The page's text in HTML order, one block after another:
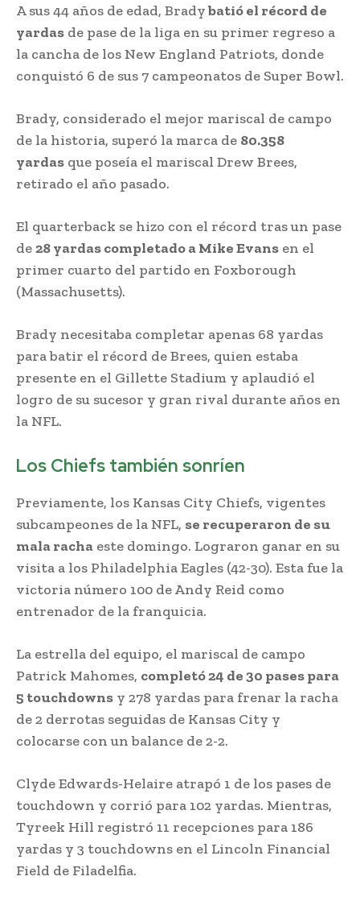
A sus 44 años de edad, Bradybatió el récord de
yardas de pase de la liga en su primer regreso a
la cancha de los New England Patriots, donde
conquistó 6 de sus 7 campeonatos de Super Bowl.
Brady, considerado el mejor mariscal de campo
de la historia, superó la marca de 80.358
yardas que poseía el mariscal Drew Brees,
retirado el año pasado.
El quarterback se hizo con el récord tras un pase
de28 yardas completado a Mike Evans en el
primer cuarto del partido en Foxborough
(Massachusetts).
Brady necesitaba completar apenas 68 yardas
para batir el récord de Brees, quien estaba
presente en el Gillette Stadium y aplaudió el
logro de su sucesor y gran rival durante años en
la NFL.
Los Chiefs también sonríen
Previamente, los Kansas City Chiefs, vigentes
subcampeones de la NFL, se recuperaron de su
mala racha este domingo. Lograron ganar en su
visita a los Philadelphia Eagles (42-30). Esta fue la
victoria número 100 de Andy Reid como
entrenador de la franquicia.
La estrella del equipo, el mariscal de campo
Patrick Mahomes, completó 24 de 30 pases para
5 touchdowns y 278 yardas para frenar la racha
de 2 derrotas seguidas de Kansas City y
colocarse con un balance de 2-2.
Clyde Edwards-Helaire atrapó 1 de los pases de
touchdown y corrió para 102 yardas. Mientras,
Tyreek Hill registró 11 recepciones para 186
yardas y 3 touchdowns en el Lincoln Financial
Field de Filadelfia.